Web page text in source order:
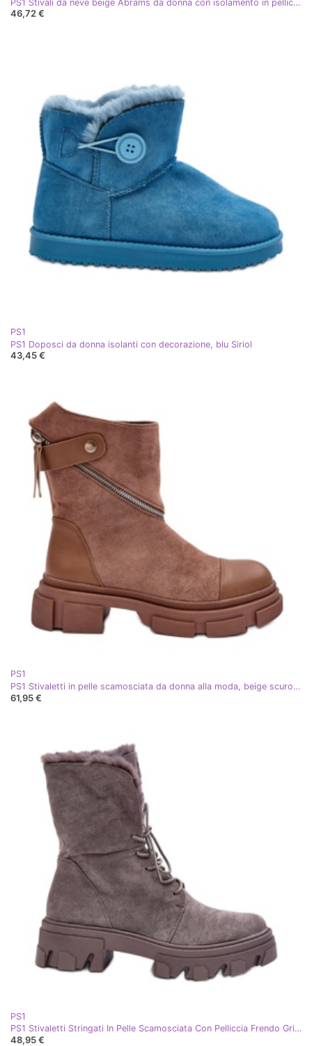
PS1 Stivali da neve beige Abrams da donna con isolamento in pelliccia
46,72 €
PS1
PS1 Doposci da donna isolanti con decorazione, blu Siriol
43,45 €
PS1
PS1 Stivaletti in pelle scamosciata da donna alla moda, beige scuro, Kandell
61,95 €
PS1
PS1 Stivaletti Stringati In Pelle Scamosciata Con Pelliccia Frendo Grigia grigio
48,95 €